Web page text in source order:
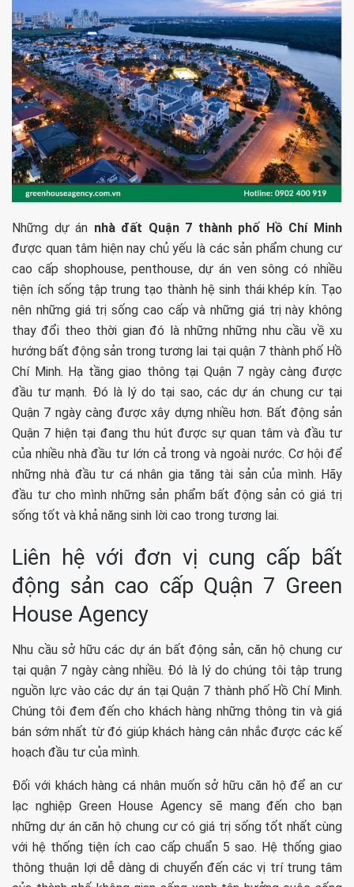
Những dự án nhà đất Quận 7 thành phố Hồ Chí Minh
được quan tâm hiện nay chủ yếu là các sản phẩm chung cư
cao cấp shophouse, penthouse, dự án ven sông có nhiều
tiện ích sống tập trung tạo thành hệ sinh thái khép kín. Tạo
nên những giá trị sống cao cấp và những giá trị này không
thay đổi theo thời gian đó là những những nhu cầu về xu
hướng bất động sản trong tương lai tại quận 7 thành phố Hồ
Chí Minh. Hạ tầng giao thông tại Quận 7 ngày càng được
đầu tư mạnh. Đó là lý do tại sao, các dự án chung cư tại
Quận 7 ngày càng được xây dựng nhiều hơn. Bất động sản
Quận 7 hiện tại đang thu hút được sự quan tâm và đầu tư
của nhiều nhà đầu tư lớn cả trong và ngoài nước. Cơ hội để
những nhà đầu tư cá nhân gia tăng tài sản của mình. Hãy
đầu tư cho mình những sản phẩm bất động sản có giá trị
sống tốt và khả năng sinh lời cao trong tương lai.
Liên hệ với đơn vị cung cấp bất
động sản cao cấp Quận 7 Green
House Agency
Nhu cầu sở hữu các dự án bất động sản, căn hộ chung cư
tại quận 7 ngày càng nhiều. Đó là lý do chúng tôi tập trung
nguồn lực vào các dự án tại Quận 7 thành phố Hồ Chí Minh.
Chúng tôi đem đến cho khách hàng những thông tin và giá
bán sớm nhất từ đó giúp khách hàng cân nhắc được các kế
hoạch đầu tư của mình.
Đối với khách hàng cá nhân muốn sở hữu căn hộ để an cư
lạc nghiệp Green House Agency sẽ mang đến cho bạn
những dự án căn hộ chung cư có giá trị sống tốt nhất cùng
với hệ thống tiện ích cao cấp chuẩn 5 sao. Hệ thống giao
thông thuận lợi dễ dàng di chuyển đến các vị trí trung tâm